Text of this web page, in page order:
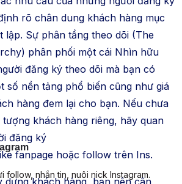
follow, nhắn tin, nuôi nick Instagram.
rõ chân dung khách hàng mục
lập. Sự phân tầng theo dõi (The
phân phối một cái Nhìn hữu
đăng ký theo dõi mà bạn có
số nền tảng phổ biến cũng như giá
hàng đem lại cho bạn. Nếu chưa
tượng khách hàng riêng, hãy quan
đăng ký
fanpage hoặc follow trên Ins.